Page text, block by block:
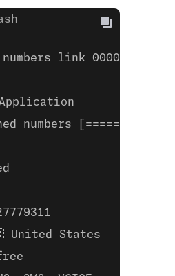
link 00000000-
numbers
United States